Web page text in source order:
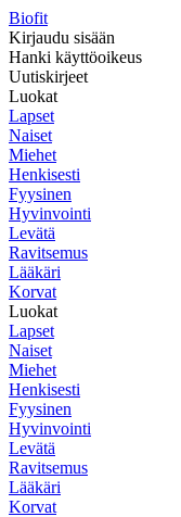
Biofit
Kirjaudu sisään
Hanki käyttöoikeus
Uutiskirjeet
Luokat
Lapset
Naiset
Miehet
Henkisesti
Fyysinen
Hyvinvointi
Levätä
Ravitsemus
Lääkäri
Korvat
Luokat
Lapset
Naiset
Miehet
Henkisesti
Fyysinen
Hyvinvointi
Levätä
Ravitsemus
Lääkäri
Korvat